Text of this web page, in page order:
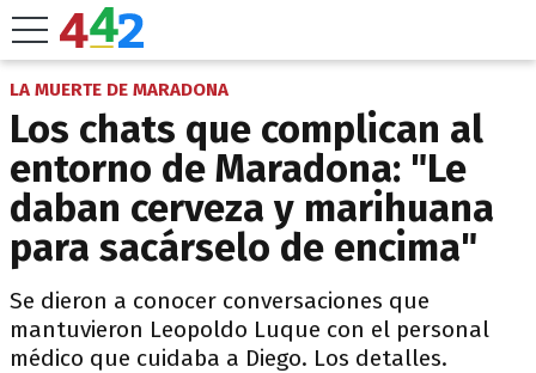
LA MUERTE DE MARADONA
Los chats que complican al
entorno de Maradona: "Le
daban cerveza y marihuana
para sacárselo de encima"
Se dieron a conocer conversaciones que
mantuvieron Leopoldo Luque con el personal
médico que cuidaba a Diego. Los detalles.